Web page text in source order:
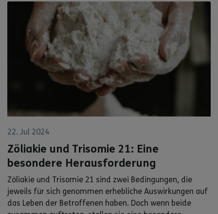
22. Jul 2024
Zöliakie und Trisomie 21: Eine
besondere Herausforderung
Zöliakie und Trisomie 21 sind zwei Bedingungen, die
jeweils für sich genommen erhebliche Auswirkungen auf
das Leben der Betroffenen haben. Doch wenn beide